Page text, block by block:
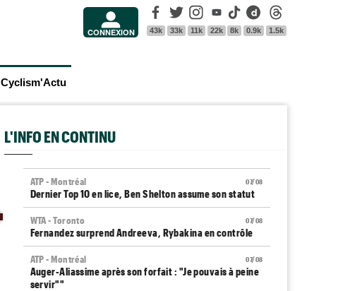
CONNEXION
Facebook
43k
Twitter
33k
Instagram
11k
Youtube
22k
Tik Tok
8k
Dailymotion
0.9k 1.5k
Cyclism'Actu
L'INFO EN CONTINU
07/08
ATP - Montréal
Dernier Top 10 en lice, Ben Shelton assume son statut
07/08
WTA - Toronto
Fernandez surprend Andreeva, Rybakina en contrôle
07/08
ATP - Montréal
Auger-Aliassime après son forfait : "Je pouvais à peine
servir""